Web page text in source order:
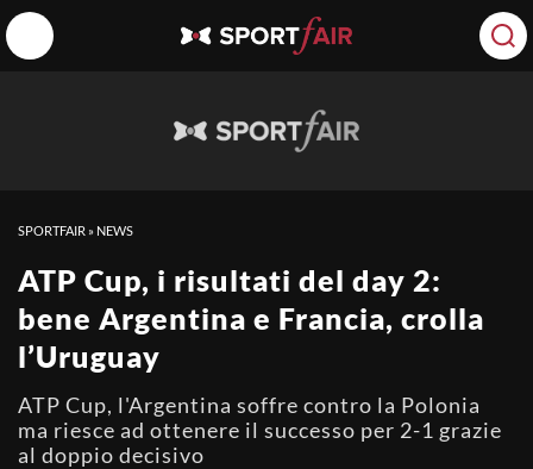
SPORTFAIR » NEWS
ATP Cup, i risultati del day 2:
bene Argentina e Francia, crolla
l’Uruguay
ATP Cup, l'Argentina soffre contro la Polonia
ma riesce ad ottenere il successo per 2-1 grazie
al doppio decisivo